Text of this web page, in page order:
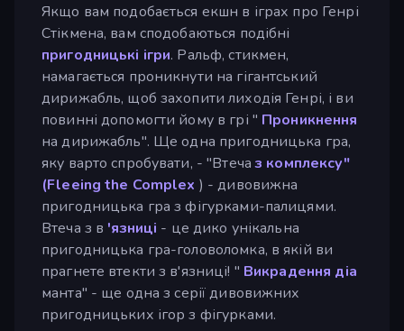
Якщо вам подобається екшн в іграх про Генрі
Стікмена, вам сподобаються подібні
пригодницькі ігри. Ральф, стикмен,
намагається проникнути на гігантський
дирижабль, щоб захопити лиходія Генрі, і ви
повинні допомогти йому в грі " Проникнення
на дирижабль". Ще одна пригодницька гра,
яку варто спробувати, - "Втечаз комплексу"
(Fleeing the Complex ) - дивовижна
пригодницька гра з фігурками-палицями.
Втеча з в 'язниці - це дико унікальна
пригодницька гра-головоломка, в якій ви
прагнете втекти з в'язниці! " Викрадення діа
манта" - ще одна з серії дивовижних
пригодницьких ігор з фігурками.